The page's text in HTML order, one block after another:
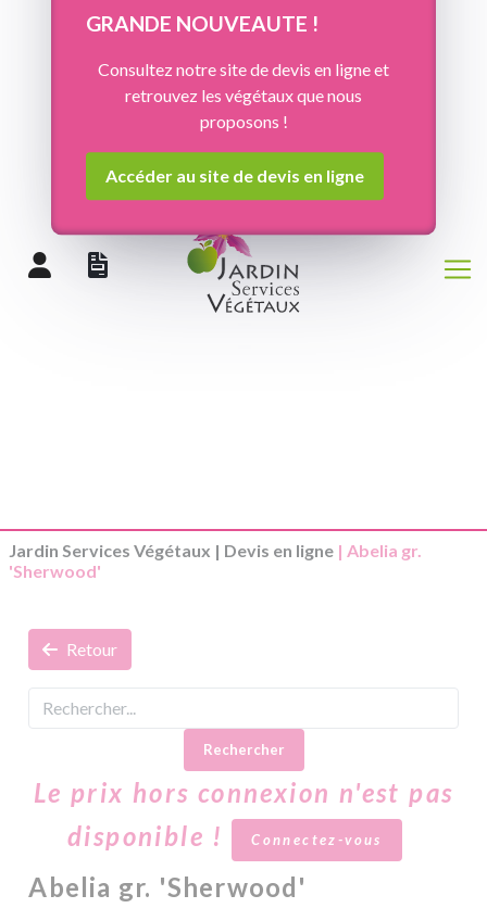
GRANDE NOUVEAUTE !
Consultez notre site de devis en ligne et
retrouvez les végétaux que nous
proposons !
Accéder au site de devis en ligne
Jardin Services Végétaux | Devis en ligne | Abelia gr.
'Sherwood'
Retour
Rechercher
Le prix hors connexion n'est pas
disponible !
Connectez-vous
Abelia gr. 'Sherwood'
Panneau de gestion des cookies